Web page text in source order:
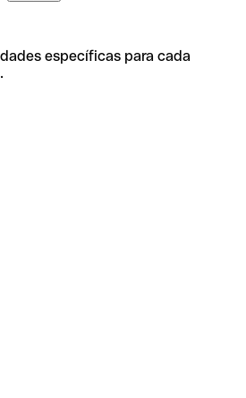
específicas para cada